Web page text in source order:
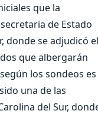
que la
de Estado
donde se adjudicó el
que albergarán
los sondeos es
una de las
del Sur,